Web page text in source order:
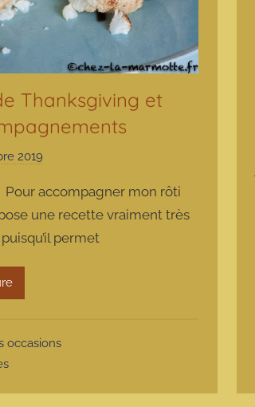
Thanksgiving et
2019
r
m
a
t
Pour accompagner mon rôti
une recette vraiment très
permet
occasions